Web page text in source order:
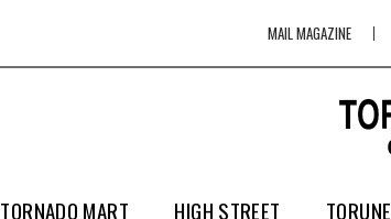
MAIL MAGAZINE
TORNADO MART HIGH STREET TORUNE